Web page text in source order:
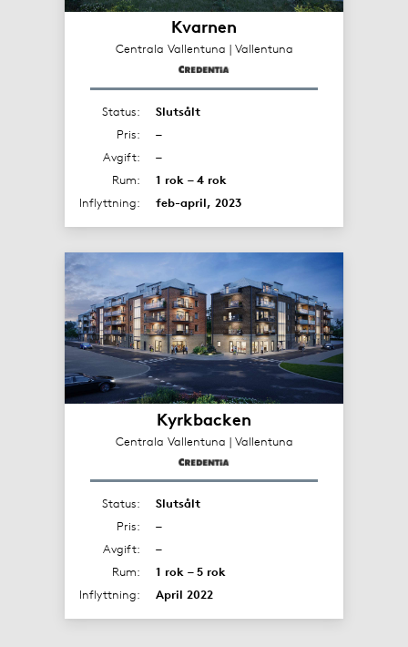
Kvarnen
Centrala Vallentuna | Vallentuna
Status:
Slutsålt
Pris:
–
Avgift:
–
Rum:
1 rok – 4 rok
Inflyttning:
feb-april, 2023
Kyrkbacken
Centrala Vallentuna | Vallentuna
Status:
Slutsålt
Pris:
–
Avgift:
–
Rum:
1 rok – 5 rok
Inflyttning:
April 2022